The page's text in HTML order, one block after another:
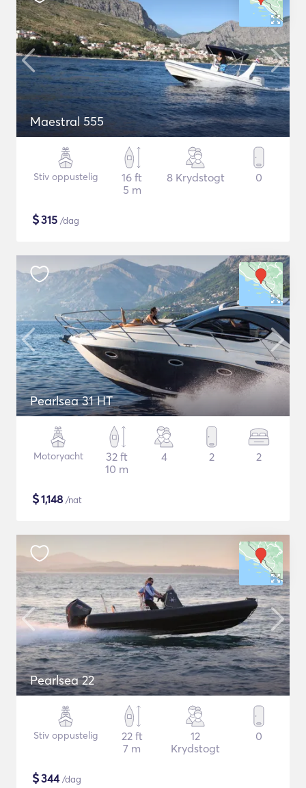
Maestral 555
Stiv oppustelig
16 ft
5 m
8 Krydstogt 0
$315 /dag
Pearlsea 31 HT
Motoryacht
32 ft
10 m
4 2 2
$1,148 /nat
Pearlsea 22
Stiv oppustelig
22 ft
7 m
12
Krydstogt
0
$344/dag